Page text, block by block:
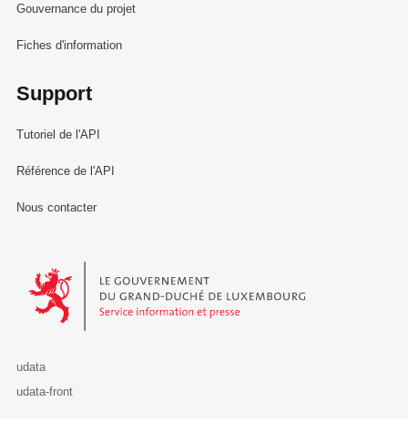
Gouvernance du projet
Fiches d'information
Support
Tutoriel de l'API
Référence de l'API
Nous contacter
Le Gouvernement du Grand-Duché de Luxembourg - Service
udata
udata-front